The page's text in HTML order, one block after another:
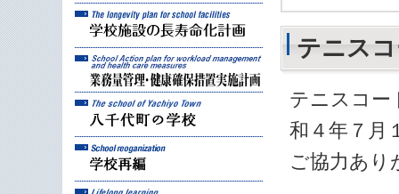
学校施設の長寿命化計
業務量管理・健康確保
八千代町の学校
テニス
テニスコー
和４年７月
ご協力あり